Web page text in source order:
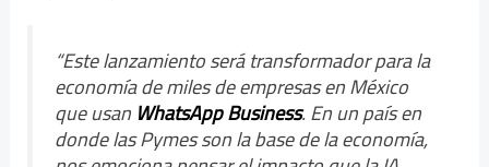
“Este lanzamiento será transformador para la
economía de miles de empresas en México
que usan WhatsApp Business. En un país en
donde las Pymes son la base de la economía,